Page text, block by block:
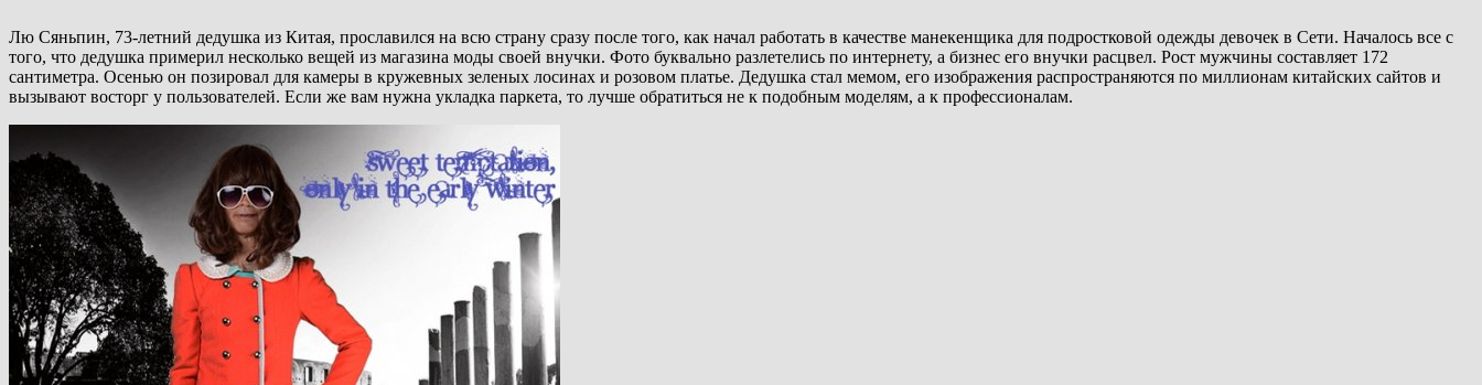
Лю Сяньпин, 73-летний дедушка из Китая, прославился на всю страну сразу после того, как начал работать в качестве манекенщика для подростковой одежды девочек в Сети. Началось все с
того, что дедушка примерил несколько вещей из магазина моды своей внучки. Фото буквально разлетелись по интернету, а бизнес его внучки расцвел. Рост мужчины составляет 172
сантиметра. Осенью он позировал для камеры в кружевных зеленых лосинах и розовом платье. Дедушка стал мемом, его изображения распространяются по миллионам китайских сайтов и
вызывают восторг у пользователей. Если же вам нужна укладка паркета, то лучше обратиться не к подобным моделям, а к профессионалам.